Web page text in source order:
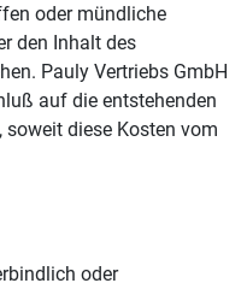
oder mündliche
den Inhalt des
Pauly Vertriebs GmbH
auf die entstehenden
diese Kosten vom
oder